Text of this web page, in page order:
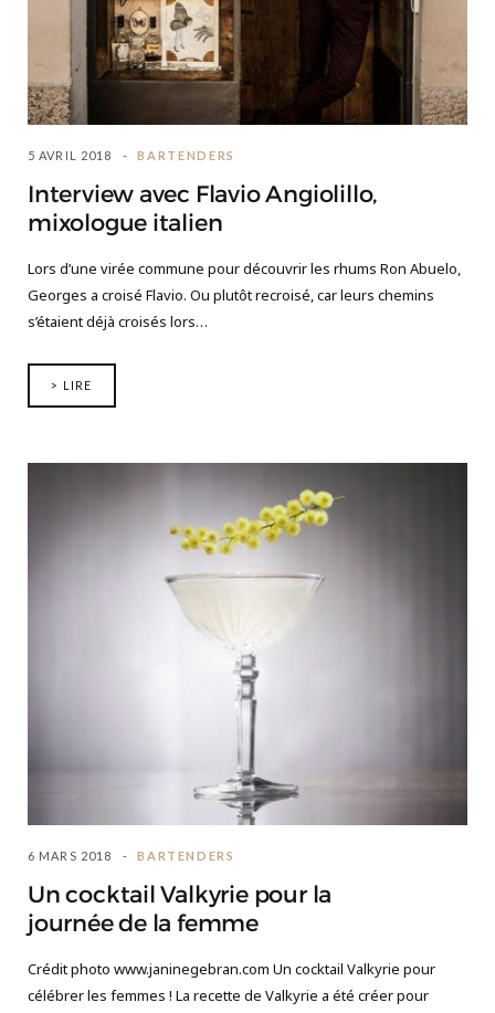
5 AVRIL 2018 BARTENDERS
Interview avec Flavio Angiolillo,
mixologue italien
Lors d’une virée commune pour découvrir les rhums Ron Abuelo,
Georges a croisé Flavio. Ou plutôt recroisé, car leurs chemins
s’étaient déjà croisés lors…
> LIRE
6 MARS 2018 BARTENDERS
Un cocktail Valkyrie pour la
journée de la femme
Crédit photo www.janinegebran.com Un cocktail Valkyrie pour
célébrer les femmes ! La recette de Valkyrie a été créer pour